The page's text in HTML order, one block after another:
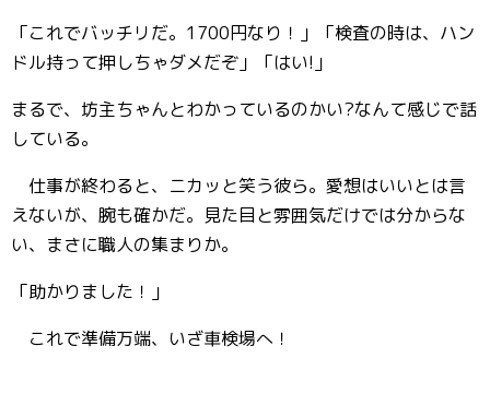
「これでバッチリだ。1700円なり！」「検査の時は、ハン
ドル持って押しちゃダメだぞ」「はい!」
まるで、坊主ちゃんとわかっているのかい?なんて感じで話
している。
仕事が終わると、ニカッと笑う彼ら。愛想はいいとは言
えないが、腕も確かだ。見た目と雰囲気だけでは分からな
い、まさに職人の集まりか。
「助かりました！」
これで準備万端、いざ車検場へ！